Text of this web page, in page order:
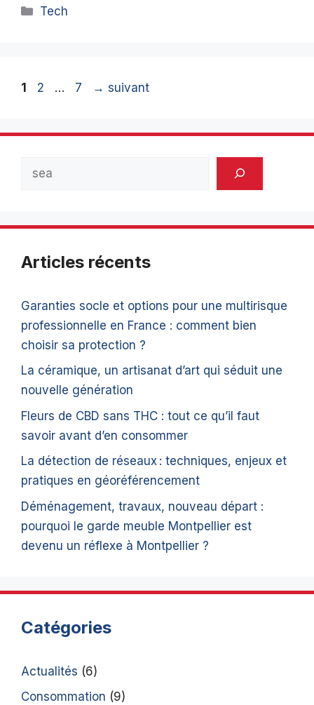
Catégories
Tech
Page
1 Page
2 … Page
7 → suivant
Articles récents
Garanties socle et options pour une multirisque
professionnelle en France : comment bien
choisir sa protection ?
La céramique, un artisanat d’art qui séduit une
nouvelle génération
Fleurs de CBD sans THC : tout ce qu’il faut
savoir avant d’en consommer
La détection de réseaux : techniques, enjeux et
pratiques en géoréférencement
Déménagement, travaux, nouveau départ :
pourquoi le garde meuble Montpellier est
devenu un réflexe à Montpellier ?
Catégories
Actualités (6)
Consommation (9)